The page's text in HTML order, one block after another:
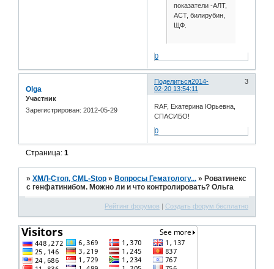
показатели -АЛТ,
АСТ, билирубин,
ЩФ.
0
Поделиться 3
2014-
02-20 13:54:11
Olga
Участник
Зарегистрирован: 2012-05-29
RAF, Екатерина Юрьевна,
СПАСИБО!
0
Страница:1
»ХМЛ-Стоп, CML-Stop » Вопросы Гематологу... » Роватинекс
с генфатинибом. Можно ли и что контролировать? Ольга
Рейтинг форумов Создать форум бесплатно